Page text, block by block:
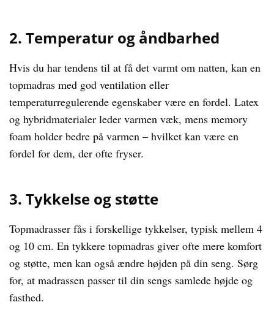
2. Temperatur og åndbarhed
Hvis du har tendens til at få det varmt om natten, kan en
topmadras med god ventilation eller
temperaturregulerende egenskaber være en fordel. Latex
og hybridmaterialer leder varmen væk, mens memory
foam holder bedre på varmen – hvilket kan være en
fordel for dem, der ofte fryser.
3. Tykkelse og støtte
Topmadrasser fås i forskellige tykkelser, typisk mellem 4
og 10 cm. En tykkere topmadras giver ofte mere komfort
og støtte, men kan også ændre højden på din seng. Sørg
for, at madrassen passer til din sengs samlede højde og
fasthed.